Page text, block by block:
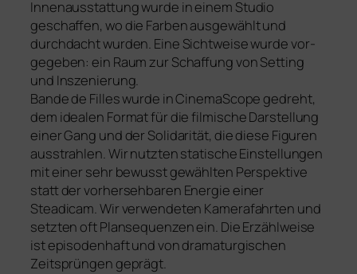
Innenausstattung wur­de in einem Studio
geschaf­fen, wo die Farben aus­ge­wählt und
durch­dacht wur­den. Eine Sichtweise wur­de vor­
ge­ge­ben: ein Raum zur Schaffung von Set­ting
und Inszenierung.
Bande de Filles wur­de in CinemaScope gedreht,
dem idea­len Format für die filmi­sche Darstellung
einer Gang und der Solidarität, die die­se Figuren
ausstrah­len. Wir nutz­ten sta­ti­sche Einstellungen
mit einer sehr bewusst gewähl­ten Perspektive
statt der vor­her­seh­ba­ren Energie einer
Steadicam. Wir verwende­ten Kamerafahrten und
setz­ten oft Plansequenzen ein. Die Erzählweise
ist epi­so­den­haft und von dra­ma­tur­gi­schen
Zeitsprüngen geprägt.